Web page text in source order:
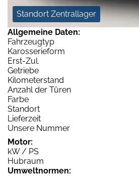
Standort Zentrallager
Allgemeine Daten:
Fahrzeugtyp
Karosserieform
Erst-Zul.
Getriebe
Kilometerstand
Anzahl der Türen
Farbe
Standort
Lieferzeit
Unsere Nummer
Motor:
kW / PS
Hubraum
Umweltnormen: